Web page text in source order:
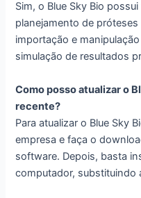
Sim, o Blue Sky Bio
planejamento de
importação e
simulação de resultados
Como posso atualizar o
recente?
Para atualizar o Blue Sky
empresa e faça o
software. Depois, basta
computador, substituindo